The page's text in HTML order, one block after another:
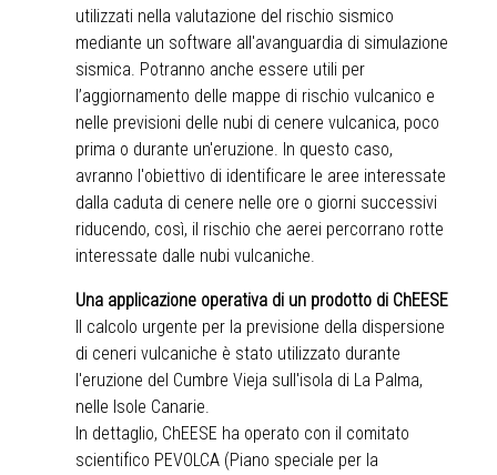
utilizzati nella valutazione del rischio sismico
mediante un software all'avanguardia di simulazione
sismica. Potranno anche essere utili per
l’aggiornamento delle mappe di rischio vulcanico e
nelle previsioni delle nubi di cenere vulcanica, poco
prima o durante un'eruzione. In questo caso,
avranno l'obiettivo di identificare le aree interessate
dalla caduta di cenere nelle ore o giorni successivi
riducendo, così, il rischio che aerei percorrano rotte
interessate dalle nubi vulcaniche.
Una applicazione operativa di un prodotto di ChEESE
Il calcolo urgente per la previsione della dispersione
di ceneri vulcaniche è stato utilizzato durante
l'eruzione del Cumbre Vieja sull'isola di La Palma,
nelle Isole Canarie.
In dettaglio, ChEESE ha operato con il comitato
scientifico PEVOLCA (Piano speciale per la